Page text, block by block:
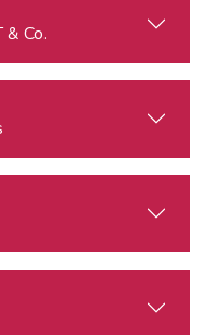
& Co.